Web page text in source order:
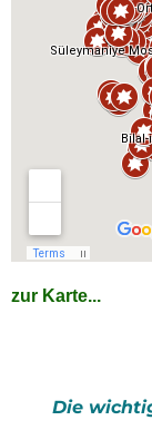
zur Karte...
Die